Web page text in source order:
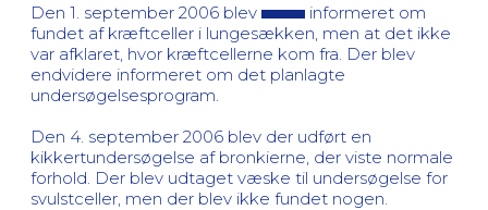
Den 1. september 2006 blev
informeret om
fundet af kræftceller i lungesækken, men at det ikke
var afklaret, hvor kræftcellerne kom fra. Der blev
endvidere informeret om det planlagte
undersøgelsesprogram.
Den 4. september 2006 blev der udført en
kikkertundersøgelse af bronkierne, der viste normale
forhold. Der blev udtaget væske til undersøgelse for
svulstceller, men der blev ikke fundet nogen.